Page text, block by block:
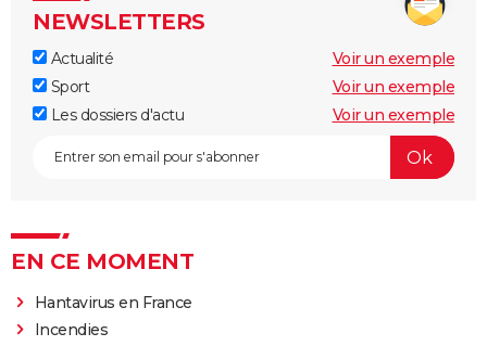
NEWSLETTERS
Actualité
Voir un exemple
Sport
Voir un exemple
Les dossiers d'actu
Voir un exemple
EN CE MOMENT
Hantavirus en France
Incendies